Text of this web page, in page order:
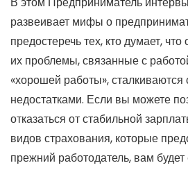
развеивает мифы о
предостеречь тех, кто думает,
их проблемы, связанные с
«хорошей работы», сталкиваются
недостатками. Если вы можете
отказаться от стабильной
видов страхования, которые
прежний работодатель, вам